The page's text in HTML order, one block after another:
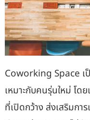
Coworking Space เ
เหมาะกับคนรุ่นใหม่ โด
ที่เปิดกว้าง ส่งเสริมกา